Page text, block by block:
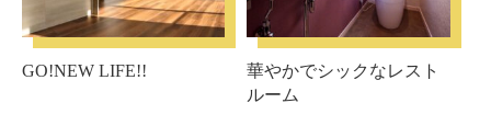
GO!NEW LIFE!!
華やかでシックなレスト
ルーム